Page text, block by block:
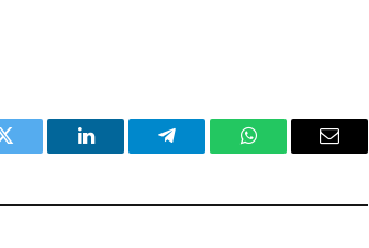
Twitter LinkedIn Telegram WhatsAppEmail